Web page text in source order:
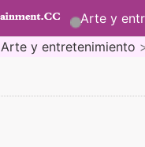
Arte y
Arte y entretenimiento